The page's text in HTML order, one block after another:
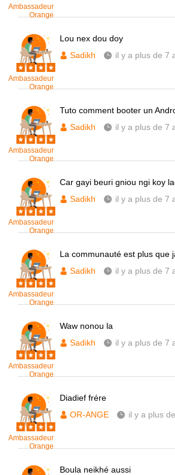
Ambassadeur
Orange
Ambassadeur
Orange
Lou nex dou doy
Sadikh
il y a plus de 7
Ambassadeur
Orange
Tuto comment booter un
Sadikh
il y a plus de 7
Ambassadeur
Orange
Car gayi beuri gniou ngi koy
Sadikh
il y a plus de 7
Ambassadeur
Orange
La communauté est plus que
Sadikh
il y a plus de 7
Ambassadeur
Orange
Waw nonou la
Sadikh
il y a plus de 7
Ambassadeur
Orange
Diadief frére
OR-ANGE
il y a plus
Boula neikhé aussi